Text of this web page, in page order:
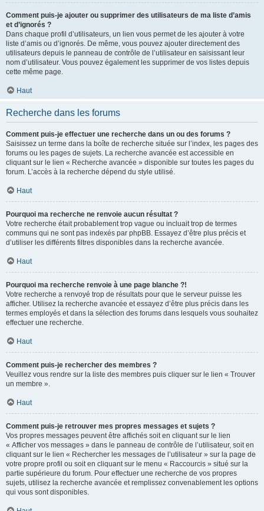
Comment puis-je ajouter ou supprimer des utilisateurs de ma liste d’amis
et d’ignorés ?
Dans chaque profil d’utilisateurs, un lien vous permet de les ajouter à votre
liste d’amis ou d’ignorés. De même, vous pouvez ajouter directement des
utilisateurs depuis le panneau de contrôle de l’utilisateur en saisissant leur
nom d’utilisateur. Vous pouvez également les supprimer de vos listes depuis
cette même page.
Haut
Recherche dans les forums
Comment puis-je effectuer une recherche dans un ou des forums ?
Saisissez un terme dans la boîte de recherche située sur l’index, les pages des
forums ou les pages de sujets. La recherche avancée est accessible en
cliquant sur le lien « Recherche avancée » disponible sur toutes les pages du
forum. L’accès à la recherche dépend du style utilisé.
Haut
Pourquoi ma recherche ne renvoie aucun résultat ?
Votre recherche était probablement trop vague ou incluait trop de termes
communs qui ne sont pas indexés par phpBB. Essayez d’être plus précis et
d’utiliser les différents filtres disponibles dans la recherche avancée.
Haut
Pourquoi ma recherche renvoie à une page blanche ?!
Votre recherche a renvoyé trop de résultats pour que le serveur puisse les
afficher. Utilisez la recherche avancée et essayez d’être plus précis dans les
termes employés et dans la sélection des forums dans lesquels vous souhaitez
effectuer une recherche.
Haut
Comment puis-je rechercher des membres ?
Veuillez vous rendre sur la liste des membres puis cliquer sur le lien « Trouver
un membre ».
Haut
Comment puis-je retrouver mes propres messages et sujets ?
Vos propres messages peuvent être affichés soit en cliquant sur le lien
« Afficher vos messages » dans le panneau de contrôle de l’utilisateur, soit en
cliquant sur le lien « Rechercher les messages de l’utilisateur » sur la page de
votre propre profil ou soit en cliquant sur le menu « Raccourcis » situé sur la
partie supérieure du forum. Pour effectuer une recherche de vos propres
sujets, utilisez la recherche avancée et remplissez convenablement les options
qui vous sont disponibles.